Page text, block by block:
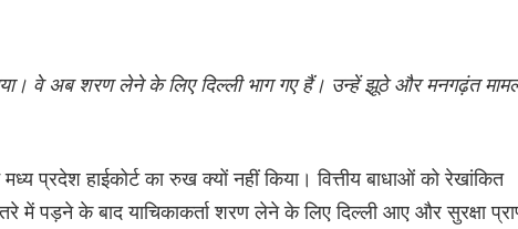
वे अब शरण लेने के लिए दिल्ली भाग गए हैं। उन्हें झूठे और मनगढ़ंत
प्रदेश हाईकोर्ट का रुख क्यों नहीं किया। वित्तीय बाधाओं को रेखांकित
पड़ने के बाद याचिकाकर्ता शरण लेने के लिए दिल्ली आए और सुरक्षा